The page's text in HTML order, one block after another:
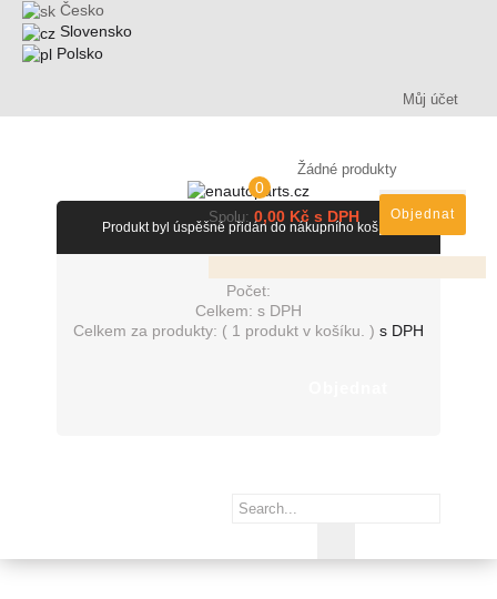
Česko
Slovensko
Polsko
Můj účet
0
Žádné produkty
Spolu: 0,00 Kč s DPH
Objednat
Produkt byl úspěšně přidán do nákupního košíku
Počet:
Celkem: s DPH
Celkem za produkty: ( 1 produkt v košíku. ) s DPH